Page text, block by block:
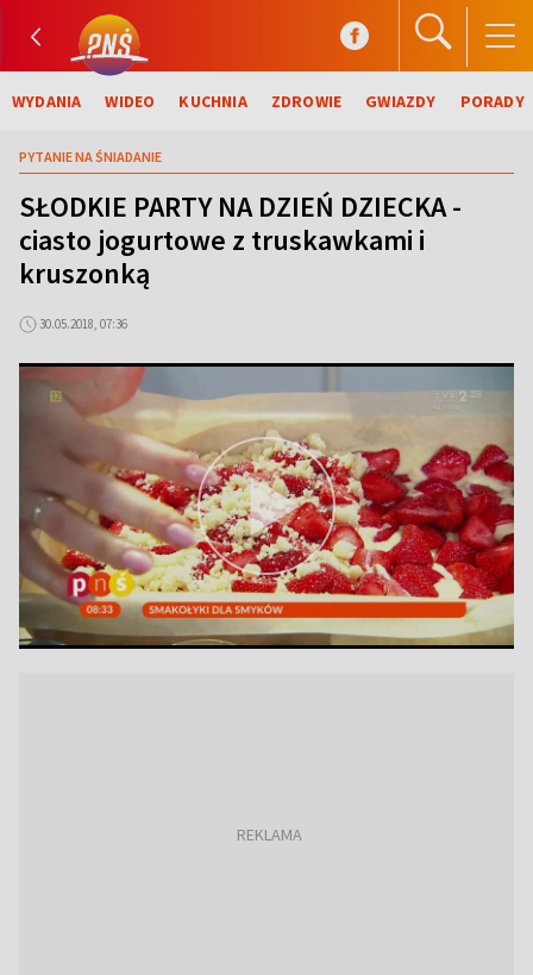
WYDANIA WIDEO KUCHNIA ZDROWIE GWIAZDY PORADY
PYTANIE NA ŚNIADANIE
SŁODKIE PARTY NA DZIEŃ DZIECKA -
ciasto jogurtowe z truskawkami i
kruszonką
30.05.2018, 07:36